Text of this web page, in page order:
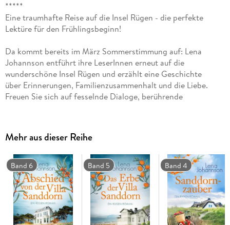
*****
Eine traumhafte Reise auf die Insel Rügen - die perfekte
Lektüre für den Frühlingsbeginn!
Da kommt bereits im März Sommerstimmung auf: Lena
Johannson entführt ihre LeserInnen erneut auf die
wunderschöne Insel Rügen und erzählt eine Geschichte
über Erinnerungen, Familienzusammenhalt und die Liebe.
Freuen Sie sich auf fesselnde Dialoge, berührende
Eigentlich sollte es doch nur ein Familientreffen auf
Rügen werden - doch Ursula hat mehr vor, als auf der
Insel ihren 80. Geburtstag zu feiern. Gemeinsam mit
ihrer Tochter, Enkelin und Urenkelin versucht die Dame
Hinweise auf den Verbleib ihres alten Brieffreunds Jens
zu finden. Für die vier Frauen beginnt eine aufregende
Reise, die so Einiges verändert...
Mehr aus dieser Reihe
Band 6 Band 5 Band 4